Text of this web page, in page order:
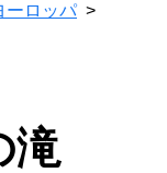
ーロッパ
滝